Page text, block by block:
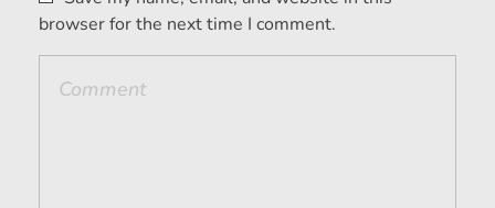
browser for the next time I comment.